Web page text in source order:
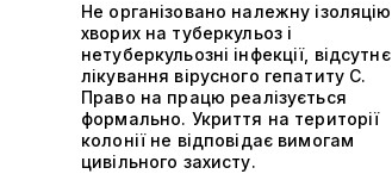
Не організовано належну ізоляцію
хворих на туберкульоз і
нетуберкульозні інфекції, відсутнє
лікування вірусного гепатиту С.
Право на працю реалізується
формально. Укриття на території
колонії не відповідає вимогам
цивільного захисту.